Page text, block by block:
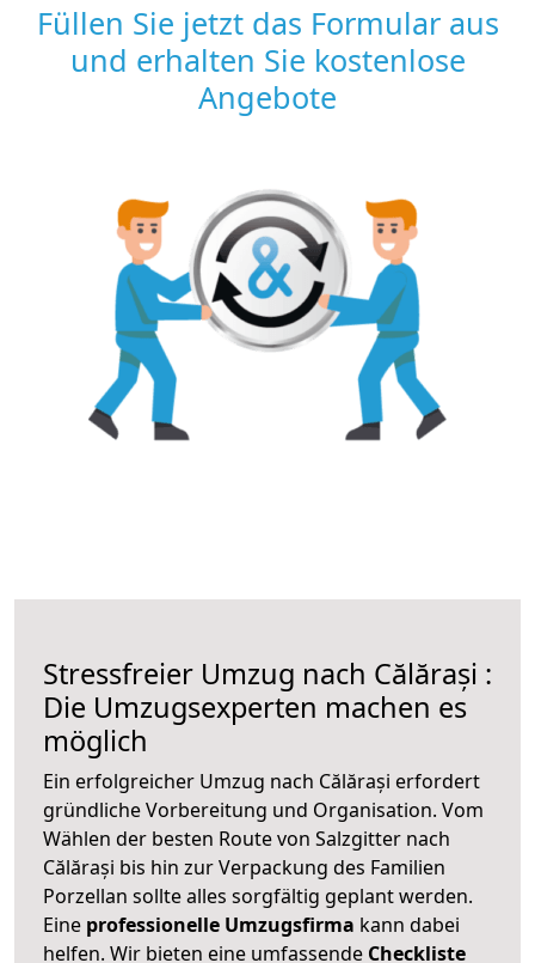
Füllen Sie jetzt das Formular aus
und erhalten Sie kostenlose
Angebote
Stressfreier Umzug nach Călărași :
Die Umzugsexperten machen es
möglich
Ein erfolgreicher Umzug nach Călărași erfordert
gründliche Vorbereitung und Organisation. Vom
Wählen der besten Route von Salzgitter nach
Călărași bis hin zur Verpackung des Familien
Porzellan sollte alles sorgfältig geplant werden.
Eine professionelle Umzugsfirma kann dabei
helfen. Wir bieten eine umfassende Checkliste